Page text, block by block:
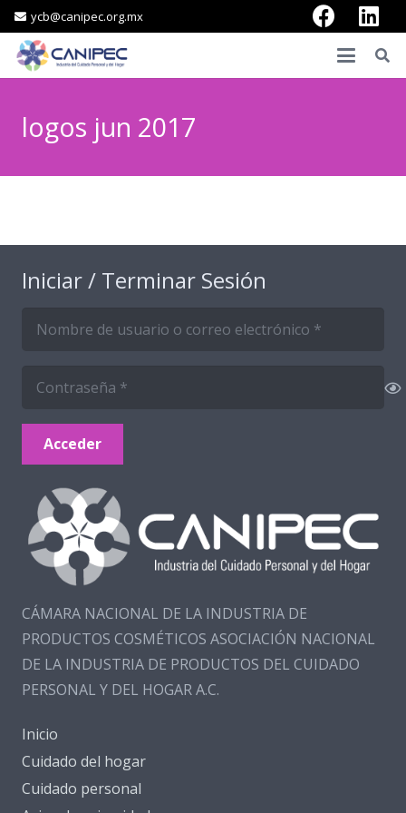
ycb@canipec.org.mx
logos jun 2017
Iniciar / Terminar Sesión
Acceder
CÁMARA NACIONAL DE LA INDUSTRIA DE
PRODUCTOS COSMÉTICOS ASOCIACIÓN NACIONAL
DE LA INDUSTRIA DE PRODUCTOS DEL CUIDADO
PERSONAL Y DEL HOGAR A.C.
Inicio
Cuidado del hogar
Cuidado personal